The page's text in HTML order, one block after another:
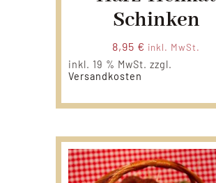
Schinken
8,95 € inkl. MwSt.
inkl. 19 % MwSt. zzgl.
Versandkosten